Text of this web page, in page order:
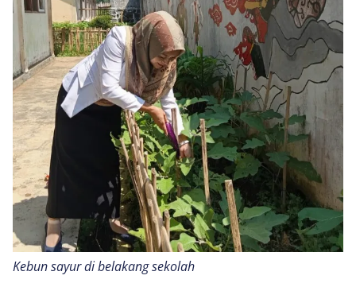
Kebun sayur di belakang sekolah